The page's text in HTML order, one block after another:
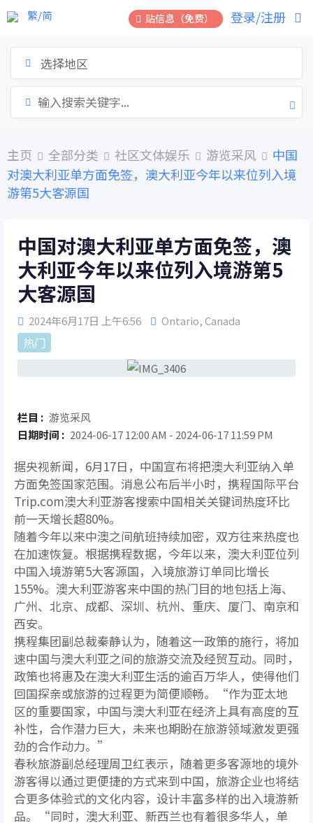
跳
到
贴信息（免费） 登录/注册
繁/简
选择地区
主页 全部分类 社区文体娱乐 游览采风
中国
对澳大利亚单方面免签，澳大利亚今年以来位列入境
游第5大客源国
中国对澳大利亚单方面免签，澳
大利亚今年以来位列入境游第5
大客源国
2024年6月17日 上午6:56 Ontario,Canada
热门
栏目 : 游览采风
日期时间 : 2024-06-17 12:00 AM - 2024-06-17 11:59 PM
据央视新闻，6月17日，中国宣布将把澳大利亚纳入单
方面免签国家范围。消息公布后半小时，携程国际平台
Trip.com澳大利亚游客搜索中国相关关键词热度环比
前一天增长超80%。
随着今年以来中澳之间航班持续加密，双方往来热度也
在加速恢复。根据携程数据，今年以来，澳大利亚位列
中国入境游第5大客源国，入境旅游订单同比增长
155%。澳大利亚游客来中国的热门目的地包括上海、
广州、北京、成都、深圳、杭州、重庆、厦门、南京和
西安。
携程集团副总裁秦静认为，随着这一政策的施行，将加
速中国与澳大利亚之间的旅游交流及经贸互动。同时，
政策也将惠及在澳大利亚生活的逾百万华人，使得他们
回国探亲或旅游的过程更为简便顺畅。“作为亚太地
区的重要国家，中国与澳大利亚在经济上具有高度的互
补性，合作潜力巨大，未来也期盼在旅游领域激发更强
劲的合作动力。”
春秋旅游副总经理周卫红表示，随着更多客源地的境外
游客得以通过更便捷的方式来到中国，旅游企业也将结
合更多体验式的文化内容，设计丰富多样的出入境游新
品。“同时，澳大利亚、新西兰也有着很多华人，单